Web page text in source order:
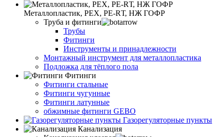
Металлопластик, РЕХ, РЕ-RТ, НЖ ГОФР
Труба и фитинги
Трубы
Фитинги
Инструменты и принадлежности
Монтажный инструмент для металлопластика
Подложка для тёплого пола
Фитинги
Фитинги стальные
Фитинги чугунные
Фитинги латунные
обжимные фитинги GEBO
Газорегуляторные пункты
Канализация